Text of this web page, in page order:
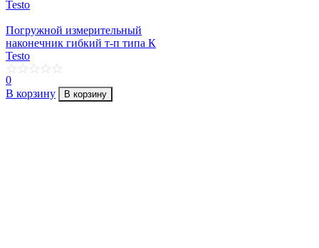
Погружной измерительный
наконечник гибкий т-п типа К
Testo
0
В корзину
В корзину